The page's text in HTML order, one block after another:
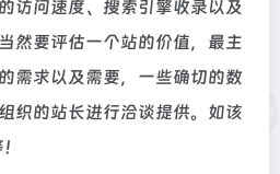
访问速度、搜索引擎收录以及
然要评估一个站的价值，最主
需求以及需要，一些确切的数
织的站长进行洽谈提供。如该